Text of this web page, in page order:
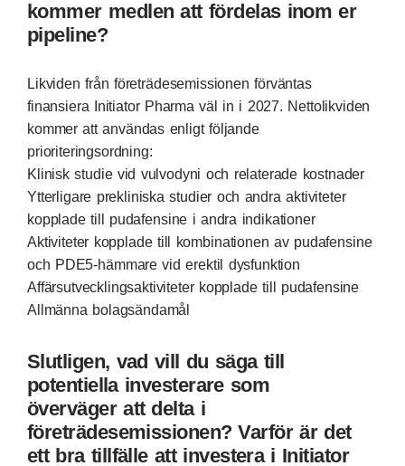
kommer medlen att fördelas inom er
pipeline?
Likviden från företrädesemissionen förväntas
finansiera Initiator Pharma väl in i 2027. Nettolikviden
kommer att användas enligt följande
prioriteringsordning:
Klinisk studie vid vulvodyni och relaterade kostnader
Ytterligare prekliniska studier och andra aktiviteter
kopplade till pudafensine i andra indikationer
Aktiviteter kopplade till kombinationen av pudafensine
och PDE5-hämmare vid erektil dysfunktion
Affärsutvecklingsaktiviteter kopplade till pudafensine
Allmänna bolagsändamål
Slutligen, vad vill du säga till
potentiella investerare som
överväger att delta i
företrädesemissionen? Varför är det
ett bra tillfälle att investera i Initiator